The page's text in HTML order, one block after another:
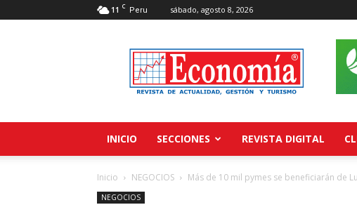
11 C Peru sábado, agosto 8, 2026
Revista
Economía
INICIO SECCIONES REVISTA DIGITAL
Inicio NEGOCIOS Más de 10 mil pymes se beneficiarán de
NEGOCIOS